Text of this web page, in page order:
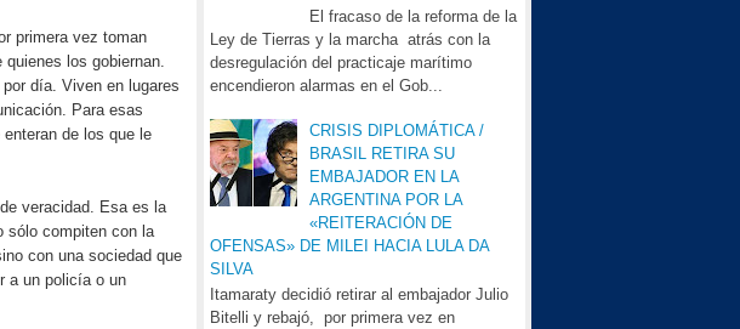
El fracaso de la reforma de la
Ley de Tierras y la marcha atrás con la
desregulación del practicaje marítimo
encendieron alarmas en el Gob...
CRISIS DIPLOMÁTICA /
BRASIL RETIRA SU
EMBAJADOR EN LA
ARGENTINA POR LA
«REITERACIÓN DE
OFENSAS» DE MILEI HACIA LULA DA
SILVA
Itamaraty decidió retirar al embajador Julio
Bitelli y rebajó, por primera vez en
primera vez toman
los gobiernan.
día. Viven en lugares
Para esas
de los que le
veracidad. Esa es la
sólo compiten con la
con una sociedad que
a un policía o un